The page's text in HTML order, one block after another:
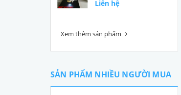
Liên hệ
Xem thêm sản phẩm
SẢN PHẨM NHIỀU NGƯỜI MUA